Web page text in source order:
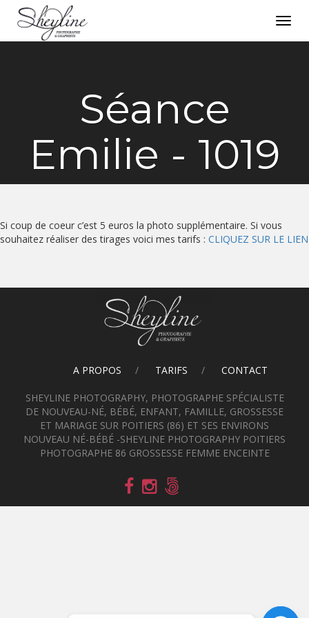
Séance
Emilie - 1019
Si coup de coeur c’est 5 euros la photo supplémentaire. Si vous
souhaitez réaliser des tirages voici mes tarifs : CLIQUEZ SUR LE LIEN
A PROPOS TARIFS CONTACT
SHEYLINE PHOTOGRAPHY, PHOTOGRAPHE SPÉCIALISTE
DE NOUVEAU-NÉ, BÉBÉ, ENFANT, FAMILLE, GROSSESSE
ET MARIAGE SUR POITIERS (86) ET SES ENVIRONS
NOUVEAU NÉ-BÉBÉ -SHEYLINE PHOTOGRAPHY POITIERS
PHOTOGRAPHE 86 GROSSESSE FEMME ENCEINTE